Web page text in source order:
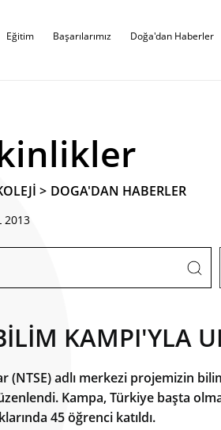
Eğitim Başarılarımız Doğa'dan Haberler
> DOGA'DAN HABERLER
2013
KAMPI'YLA
adlı merkezi projemizin
Kampa, Türkiye başta
45 öğrenci katıldı.